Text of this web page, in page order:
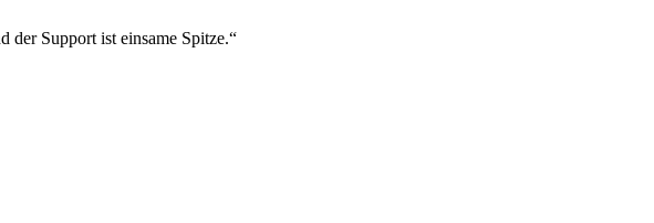
der Support ist einsame Spitze.“